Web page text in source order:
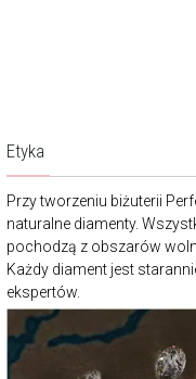
Etyka
Przy tworzeniu biżuterii
naturalne diamenty.
pochodzą z obszarów
Każdy diament jest
ekspertów.